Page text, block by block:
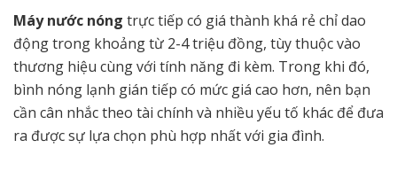
Máy nước nóng trực tiếp có giá thành khá rẻ chỉ dao
động trong khoảng từ 2-4 triệu đồng, tùy thuộc vào
thương hiệu cùng với tính năng đi kèm. Trong khi đó,
bình nóng lạnh gián tiếp có mức giá cao hơn, nên bạn
cần cân nhắc theo tài chính và nhiều yếu tố khác để đưa
ra được sự lựa chọn phù hợp nhất với gia đình.